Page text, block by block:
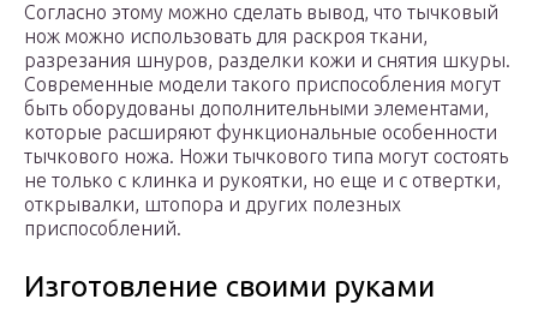
Согласно этому можно сделать вывод, что тычковый
нож можно использовать для раскроя ткани,
разрезания шнуров, разделки кожи и снятия шкуры.
Современные модели такого приспособления могут
быть оборудованы дополнительными элементами,
которые расширяют функциональные особенности
тычкового ножа. Ножи тычкового типа могут состоять
не только с клинка и рукоятки, но еще и с отвертки,
открывалки, штопора и других полезных
приспособлений.
Изготовление своими руками